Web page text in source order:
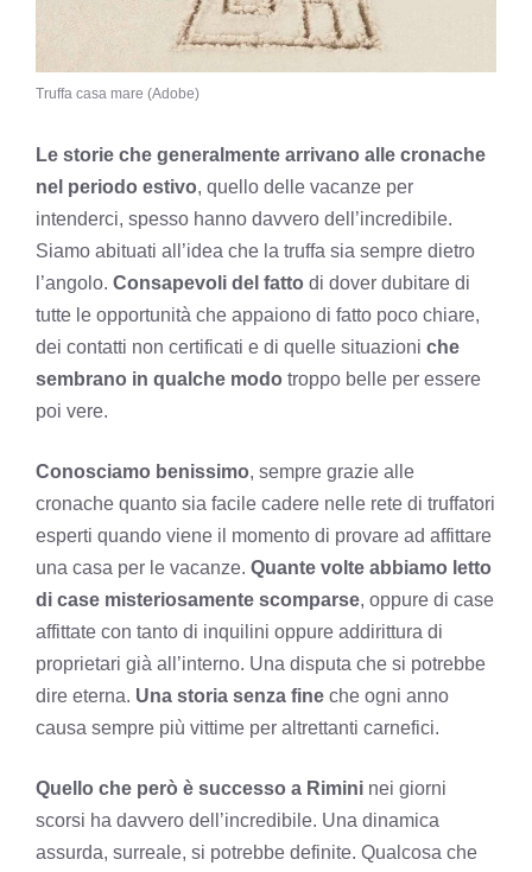
Truffa casa mare (Adobe)
Le storie che generalmente arrivano alle cronache
nel periodo estivo, quello delle vacanze per
intenderci, spesso hanno davvero dell’incredibile.
Siamo abituati all’idea che la truffa sia sempre dietro
l’angolo. Consapevoli del fatto di dover dubitare di
tutte le opportunità che appaiono di fatto poco chiare,
dei contatti non certificati e di quelle situazioni che
sembrano in qualche modo troppo belle per essere
poi vere.
Conosciamo benissimo, sempre grazie alle
cronache quanto sia facile cadere nelle rete di truffatori
esperti quando viene il momento di provare ad affittare
una casa per le vacanze. Quante volte abbiamo letto
di case misteriosamente scomparse, oppure di case
affittate con tanto di inquilini oppure addirittura di
proprietari già all’interno. Una disputa che si potrebbe
dire eterna. Una storia senza fine che ogni anno
causa sempre più vittime per altrettanti carnefici.
Quello che però è successo a Rimini nei giorni
scorsi ha davvero dell’incredibile. Una dinamica
assurda, surreale, si potrebbe definite. Qualcosa che